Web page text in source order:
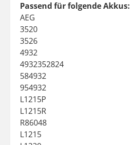
Passend für folgende Akkus:
AEG
3520
3526
4932
4932352824
584932
954932
L1215P
L1215R
R86048
L1215